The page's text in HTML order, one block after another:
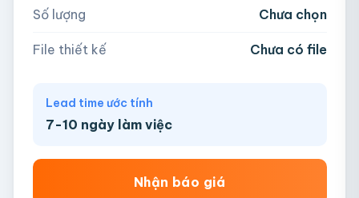
Số lượng Chưa chọn
File thiết kế Chưa có file
Lead time ước tính
7-10 ngày làm việc
Nhận báo giá